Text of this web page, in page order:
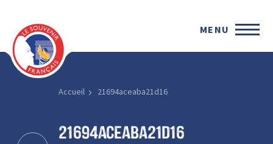
MENU
Accueil 21694aceaba21d16
21694aceaba21d16